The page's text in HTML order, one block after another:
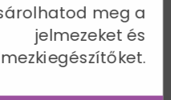
meg a
jelmezeket és